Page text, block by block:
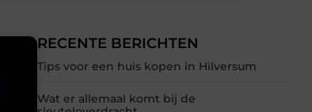
RECENTE BERICHTEN
Tips voor een huis kopen in Hilversum
Wat er allemaal komt bij de